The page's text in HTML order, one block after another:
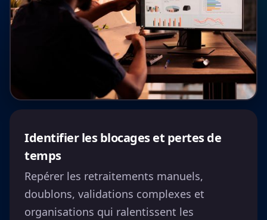
Identifier les blocages et pertes de
temps
Repérer les retraitements manuels,
doublons, validations complexes et
organisations qui ralentissent les